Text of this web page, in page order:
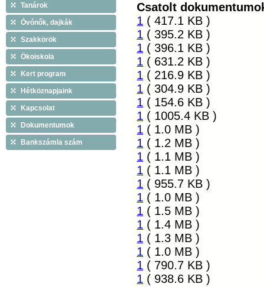
Tanárok
Óvónők, dajkák
Szakkörök
Ökoiskola
Kert program
Hétköznapjaink
Kapcsolat
Dokumentumok
Bankszámla szám
Csatolt
1 ( 417.1 KB )
1 ( 395.2 KB )
1 ( 396.1 KB )
1 ( 631.2 KB )
1 ( 216.9 KB )
1 ( 304.9 KB )
1 ( 154.6 KB )
1 ( 1005.4 KB )
1 ( 1.0 MB )
1 ( 1.2 MB )
1 ( 1.1 MB )
1 ( 1.1 MB )
1 ( 955.7 KB )
1 ( 1.0 MB )
1 ( 1.5 MB )
1 ( 1.4 MB )
1 ( 1.3 MB )
1 ( 1.0 MB )
1 ( 790.7 KB )
1 ( 938.6 KB )